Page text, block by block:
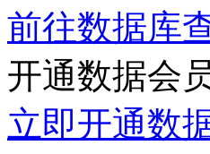
前往数据库
开通数据会
立即开通数